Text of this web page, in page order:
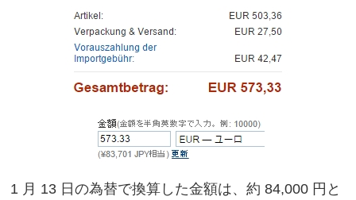
1 月 13 日の為替で換算した金額は、約 84,000 円と